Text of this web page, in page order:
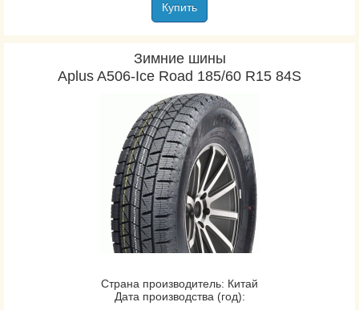
Купить
Зимние шины
Aplus A506-Ice Road 185/60 R15 84S
Страна производитель: Китай
Дата производства (год):